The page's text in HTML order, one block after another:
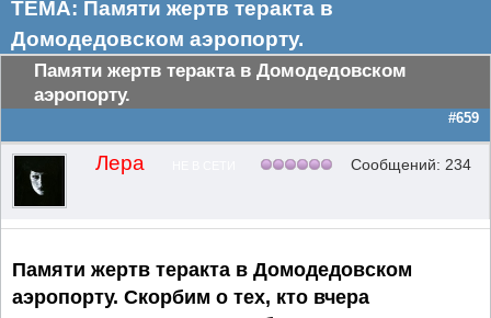
ТЕМА: Памяти жертв теракта в
Домодедовском аэропорту.
Памяти жертв теракта в Домодедовском
аэропорту.
#659
Лера Сообщений: 234
Памяти жертв теракта в Домодедовском
аэропорту. Скорбим о тех, кто вчера